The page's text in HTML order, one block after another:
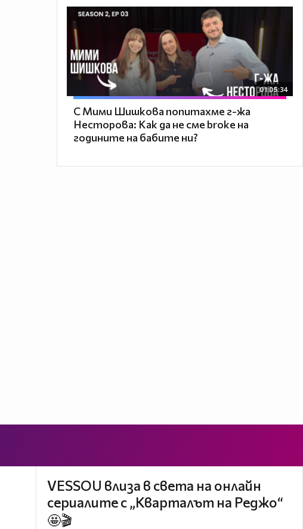
VESSOU влиза в света на онлайн
сериалите с „Кварталът на Реджо“
🤩🎬
01:05:34
С Мими Шишкова попитахме г-жа
Несторова: Как да не сме broke на
годините на бабите ни?